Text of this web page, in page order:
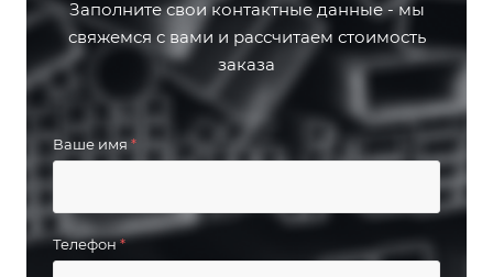
Заполните свои контактные данные - мы
свяжемся с вами и рассчитаем стоимость
заказа
Ваше имя *
Телефон*